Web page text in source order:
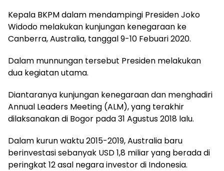
Kepala BKPM dalam mendampingi Presiden Joko
Widodo melakukan kunjungan kenegaraan ke
Canberra, Australia, tanggal 9-10 Febuari 2020.
Dalam munnungan tersebut Presiden melakukan
dua kegiatan utama.
Diantaranya kunjungan kenegaraan dan menghadiri
Annual Leaders Meeting (ALM), yang terakhir
dilaksanakan di Bogor pada 31 Agustus 2018 lalu.
Dalam kurun waktu 2015-2019, Australia baru
berinvestasi sebanyak USD 1,8 miliar yang berada di
peringkat 12 asal negara investor di Indonesia.